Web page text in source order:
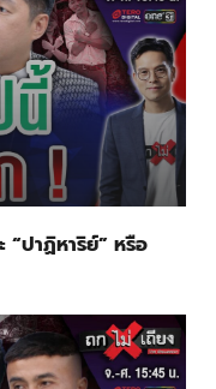
“ปาฏิหาริย์” หรือ